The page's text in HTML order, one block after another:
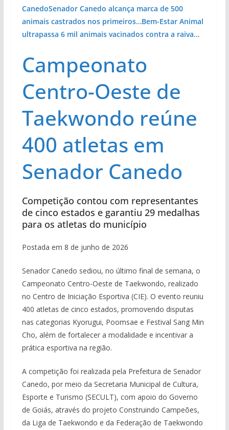
CanedoSenador Canedo alcança marca de 500
animais castrados nos primeiros…Bem-Estar Animal
ultrapassa 6 mil animais vacinados contra a raiva…
Campeonato
Centro-Oeste de
Taekwondo reúne
400 atletas em
Senador Canedo
Competição contou com representantes
de cinco estados e garantiu 29 medalhas
para os atletas do município
Postada em 8 de junho de 2026
Senador Canedo sediou, no último final de semana, o
Campeonato Centro-Oeste de Taekwondo, realizado
no Centro de Iniciação Esportiva (CIE). O evento reuniu
400 atletas de cinco estados, promovendo disputas
nas categorias Kyorugui, Poomsae e Festival Sang Min
Cho, além de fortalecer a modalidade e incentivar a
prática esportiva na região.
A competição foi realizada pela Prefeitura de Senador
Canedo, por meio da Secretaria Municipal de Cultura,
Esporte e Turismo (SECULT), com apoio do Governo
de Goiás, através do projeto Construindo Campeões,
da Liga de Taekwondo e da Federação de Taekwondo